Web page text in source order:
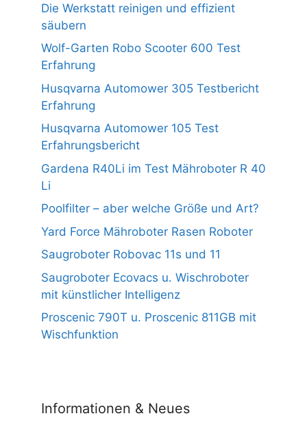
Die Werkstatt reinigen und effizient
säubern
Wolf-Garten Robo Scooter 600 Test
Erfahrung
Husqvarna Automower 305 Testbericht
Erfahrung
Husqvarna Automower 105 Test
Erfahrungsbericht
Gardena R40Li im Test Mähroboter R 40
Li
Poolfilter – aber welche Größe und Art?
Yard Force Mähroboter Rasen Roboter
Saugroboter Robovac 11s und 11
Saugroboter Ecovacs u. Wischroboter
mit künstlicher Intelligenz
Proscenic 790T u. Proscenic 811GB mit
Wischfunktion
Informationen & Neues